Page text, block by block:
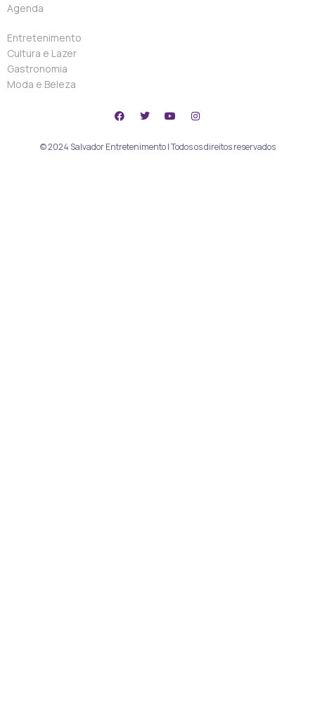
Agenda
Entretenimento
Cultura e Lazer
Gastronomia
Moda e Beleza
© 2024 Salvador Entretenimento | Todos os direitos reservados